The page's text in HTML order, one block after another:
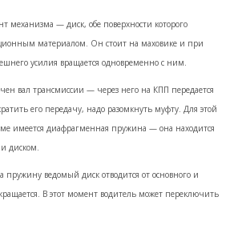
механизма — диск, обе поверхности которого
материалом. Он стоит на маховике и при
усилия вращается одновременно с ним.
вал трансмиссии — через него на КПП передается
его передачу, надо разомкнуть муфту. Для этой
имеется диафрагменная пружина — она находится
диском.
ведомый диск отводится от основного и
В этот момент водитель может переключить